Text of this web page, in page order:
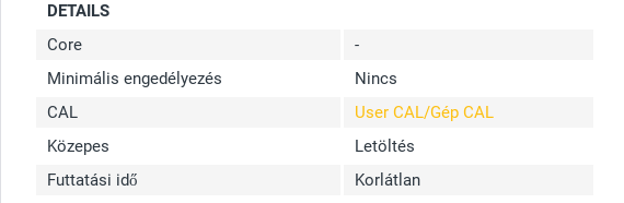
DETAILS
Core
-
Minimális engedélyezés
Nincs
CAL
User CAL/Gép CAL
Közepes
Letöltés
Futtatási idő
Korlátlan